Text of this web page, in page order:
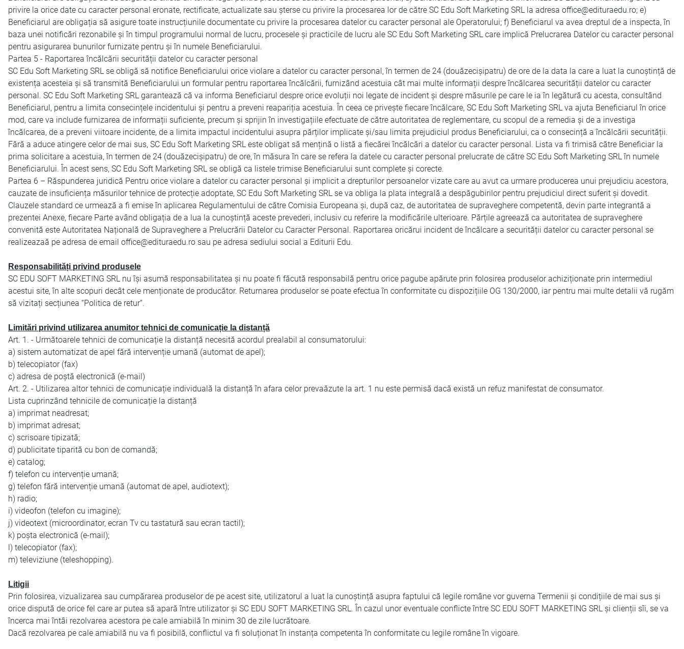
privire la orice date cu caracter personal eronate, rectificate, actualizate sau șterse cu privire la procesarea lor de către SC Edu Soft Marketing SRL la adresa office@edituraedu.ro; e)
Beneficiarul are obligația să asigure toate instrucțiunile documentate cu privire la procesarea datelor cu caracter personal ale Operatorului; f) Beneficiarul va avea dreptul de a inspecta, în
baza unei notificări rezonabile și în timpul programului normal de lucru, procesele și practicile de lucru ale SC Edu Soft Marketing SRL care implică Prelucrarea Datelor cu caracter personal
pentru asigurarea bunurilor furnizate pentru și în numele Beneficiarului.
Partea 5 - Raportarea încălcării securității datelor cu caracter personal
SC Edu Soft Marketing SRL se obligă să notifice Beneficiarului orice violare a datelor cu caracter personal, în termen de 24 (douăzecișipatru) de ore de la data la care a luat la cunoștință de
existența acesteia și să transmită Beneficiarului un formular pentru raportarea încălcării, furnizând acestuia cât mai multe informații despre încălcarea securității datelor cu caracter
personal. SC Edu Soft Marketing SRL garantează că va informa Beneficiarul despre orice evoluții noi legate de incident și despre măsurile pe care le ia în legătură cu acesta, consultând
Beneficiarul, pentru a limita consecințele incidentului și pentru a preveni reapariția acestuia. În ceea ce privește fiecare încălcare, SC Edu Soft Marketing SRL va ajuta Beneficiarul în orice
mod, care va include furnizarea de informații suficiente, precum și sprijin în investigațiile efectuate de către autoritatea de reglementare, cu scopul de a remedia și de a investiga
încălcarea, de a preveni viitoare incidente, de a limita impactul incidentului asupra părților implicate și/sau limita prejudiciul produs Beneficiarului, ca o consecință a încălcării securității.
Fără a aduce atingere celor de mai sus, SC Edu Soft Marketing SRL este obligat să mențină o listă a fiecărei încălcări a datelor cu caracter personal. Lista va fi trimisă către Beneficiar la
prima solicitare a acestuia, în termen de 24 (douăzecișipatru) de ore, în măsura în care se refera la datele cu caracter personal prelucrate de către SC Edu Soft Marketing SRL în numele
Beneficiarului. În acest sens, SC Edu Soft Marketing SRL se obligă ca listele trimise Beneficiarului sunt complete și corecte.
Partea 6 – Răspunderea juridică Pentru orice violare a datelor cu caracter personal și implicit a drepturilor persoanelor vizate care au avut ca urmare producerea unui prejudiciu acestora,
cauzate de insuficiența măsurilor tehnice de protecție adoptate, SC Edu Soft Marketing SRL se va obliga la plata integrală a despăgubirilor pentru prejudiciul direct suferit și dovedit.
Clauzele standard ce urmează a fi emise în aplicarea Regulamentului de către Comisia Europeana și, după caz, de autoritatea de supraveghere competentă, devin parte integrantă a
prezentei Anexe, fiecare Parte având obligația de a lua la cunoștință aceste prevederi, inclusiv cu referire la modificările ulterioare. Părțile agreează ca autoritatea de supraveghere
convenită este Autoritatea Națională de Supraveghere a Prelucrării Datelor cu Caracter Personal. Raportarea oricărui incident de încălcare a securității datelor cu caracter personal se
realizeazaă pe adresa de email office@edituraedu.ro sau pe adresa sediului social a Editurii Edu.
Responsabilități privind produsele
SC EDU SOFT MARKETING SRL nu își asumă responsabilitatea și nu poate fi făcută responsabilă pentru orice pagube apărute prin folosirea produselor achiziționate prin intermediul
acestui site, în alte scopuri decât cele menționate de producător. Returnarea produselor se poate efectua în conformitate cu dispozițiile OG 130/2000, iar pentru mai multe detalii vă rugăm
să vizitați secțiunea “Politica de retur“.
Limitări privind utilizarea anumitor tehnici de comunicație la distanță
Art. 1. - Următoarele tehnici de comunicație la distanță necesită acordul prealabil al consumatorului:
a) sistem automatizat de apel fără intervenție umană (automat de apel);
b) telecopiator (fax)
c) adresa de poștă electronică (e-mail)
Art. 2. - Utilizarea altor tehnici de comunicație individuală la distanță în afara celor prevaăzute la art. 1 nu este permisă dacă există un refuz manifestat de consumator.
Lista cuprinzând tehnicile de comunicație la distanță
a) imprimat neadresat;
b) imprimat adresat;
c) scrisoare tipizată;
d) publicitate tiparită cu bon de comandă;
e) catalog;
f) telefon cu intervenție umană;
g) telefon fără intervenție umană (automat de apel, audiotext);
h) radio;
i) videofon (telefon cu imagine);
j) videotext (microordinator, ecran Tv cu tastatură sau ecran tactil);
k) poșta electronică (e-mail);
l) telecopiator (fax);
m) televiziune (teleshopping).
Litigii
Prin folosirea, vizualizarea sau cumpărarea produselor de pe acest site, utilizatorul a luat la cunoștință asupra faptului că legile române vor guverna Termenii și condițiile de mai sus și
orice dispută de orice fel care ar putea să apară între utilizator și SC EDU SOFT MARKETING SRL. În cazul unor eventuale conflicte între SC EDU SOFT MARKETING SRL și clienții sîi, se va
încerca mai întâi rezolvarea acestora pe cale amiabilă în minim 30 de zile lucrătoare.
Dacă rezolvarea pe cale amiabilă nu va fi posibilă, conflictul va fi soluționat în instanța competenta în conformitate cu legile române în vigoare.